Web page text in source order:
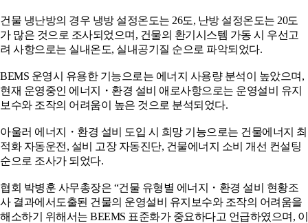
건물 냉난방의 경우 냉방 설정온도는 26도, 난방 설정온도는 20도
가 많은 것으로 조사되었으며, 건물의 환기시스템 가동 시 우선고
려 사항으로는 실내온도, 실내공기질 순으로 파악되었다.
BEMS 운영시 유용한 기능으로는 에너지 사용량 분석이 높았으며,
현재 운영중인 에너지・환경 설비 애로사항으로는 운영설비 유지
보수와 조작의 어려움이 높은 것으로 분석되었다.
아울러 에너지・환경 설비 도입 시 희망 기능으로는 건물에너지 최
적화 자동운전, 설비 고장 자동진단, 건물에너지 소비 개선 컨설팅
순으로 조사가 되었다.
협회 박병훈 사무총장은 “건물 유형별 에너지・환경 설비 현황조
사 결과에서도출된 건물의 운영설비 유지보수와 조작의 어려움을
해소하기 위해서는 BEEMS 표준화가 중요하다고 언급하였으며, 이